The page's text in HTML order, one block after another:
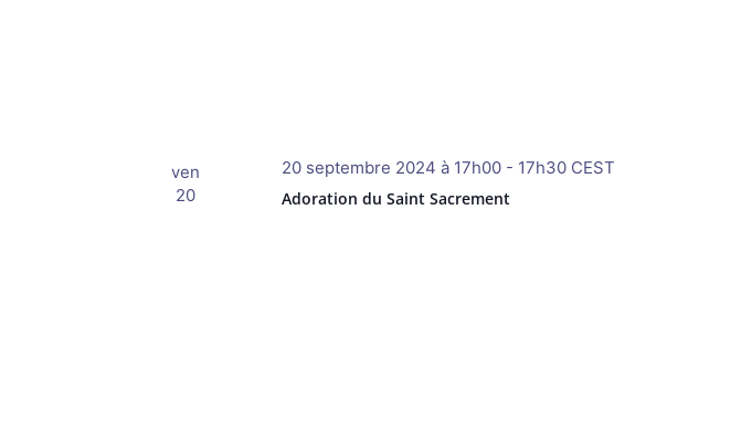
ven
20
Adoration du Saint Sacrement
20 septembre 2024 à 17h00- 17h30 CEST